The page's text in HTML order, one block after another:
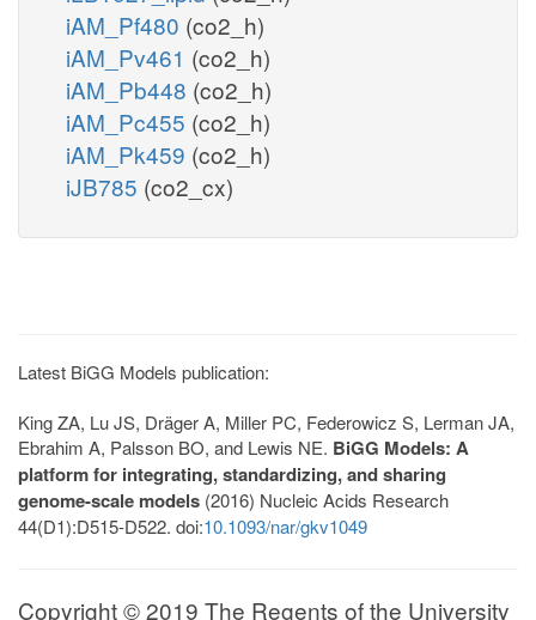
iAM_Pf480 (co2_h)
iAM_Pv461 (co2_h)
iAM_Pb448 (co2_h)
iAM_Pc455 (co2_h)
iAM_Pk459 (co2_h)
iJB785 (co2_cx)
Latest BiGG Models publication:
King ZA, Lu JS, Dräger A, Miller PC, Federowicz S, Lerman JA,
Ebrahim A, Palsson BO, and Lewis NE. BiGG Models: A
platform for integrating, standardizing, and sharing
genome-scale models (2016) Nucleic Acids Research
44(D1):D515-D522. doi:10.1093/nar/gkv1049
Copyright © 2019 The Regents of the University